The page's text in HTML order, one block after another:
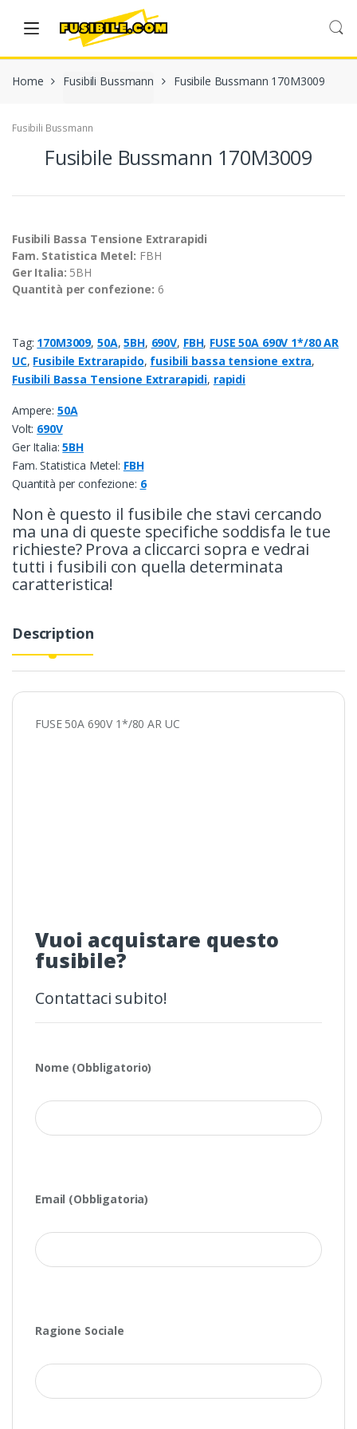
Home Fusibili Bussmann Fusibile Bussmann 170M3009
Fusibili Bussmann
Fusibile Bussmann 170M3009
Fusibili Bassa Tensione Extrarapidi
Fam. Statistica Metel: FBH
Ger Italia: 5BH
Quantità per confezione: 6
Tag: 170M3009, 50A,5BH, 690V, FBH, FUSE 50A 690V 1*/80 AR
UC, Fusibile Extrarapido, fusibili bassa tensione extra,
Fusibili Bassa Tensione Extrarapidi, rapidi
Ampere: 50A
Volt: 690V
Ger Italia:5BH
Fam. Statistica Metel: FBH
Quantità per confezione: 6
Non è questo il fusibile che stavi cercando
ma una di queste specifiche soddisfa le tue
richieste? Prova a cliccarci sopra e vedrai
tutti i fusibili con quella determinata
caratteristica!
Description
FUSE 50A 690V 1*/80 AR UC
Vuoi acquistare questo
fusibile?
Contattaci subito!
Nome (Obbligatorio)
Email (Obbligatoria)
Ragione Sociale